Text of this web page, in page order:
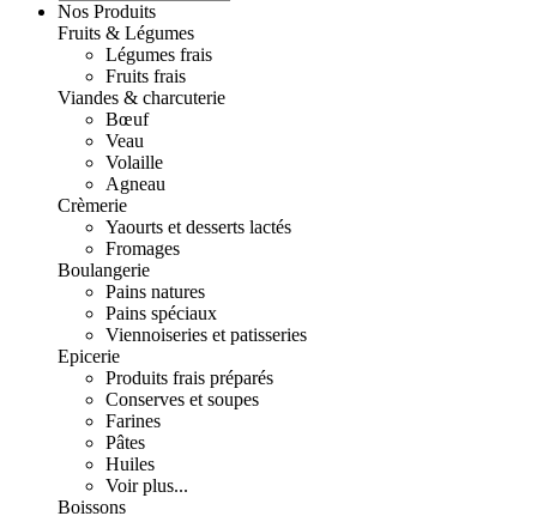
Nos Produits
Fruits & Légumes
Légumes frais
Fruits frais
Viandes & charcuterie
Bœuf
Veau
Volaille
Agneau
Crèmerie
Yaourts et desserts lactés
Fromages
Boulangerie
Pains natures
Pains spéciaux
Viennoiseries et patisseries
Epicerie
Produits frais préparés
Conserves et soupes
Farines
Pâtes
Huiles
Voir plus...
Boissons